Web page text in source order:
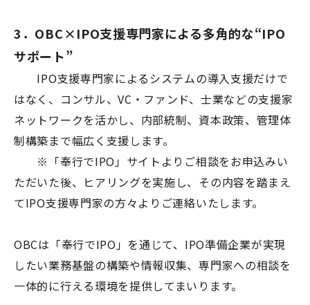
3．OBC×IPO支援専門家による多角的な“IPO
サポート”
IPO支援専門家によるシステムの導入支援だけで
はなく、コンサル、VC・ファンド、士業などの支援家
ネットワークを活かし、内部統制、資本政策、管理体
制構築まで幅広く支援します。
※「奉行でIPO」サイトよりご相談をお申込みい
ただいた後、ヒアリングを実施し、その内容を踏まえ
てIPO支援専門家の方々よりご連絡いたします。
OBCは「奉行でIPO」を通じて、IPO準備企業が実現
したい業務基盤の構築や情報収集、専門家への相談を
一体的に行える環境を提供してまいります。